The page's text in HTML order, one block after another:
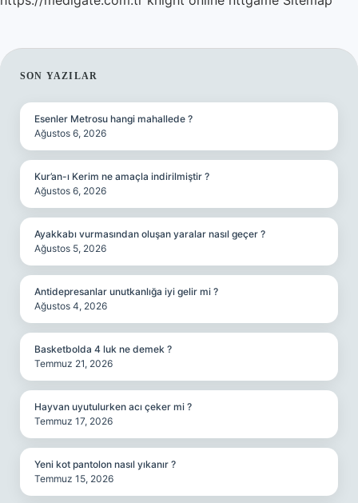
SIDEBAR
SON YAZILAR
Esenler Metrosu hangi mahallede ?
Ağustos 6, 2026
Kur’an-ı Kerim ne amaçla indirilmiştir ?
Ağustos 6, 2026
Ayakkabı vurmasından oluşan yaralar nasıl geçer ?
Ağustos 5, 2026
Antidepresanlar unutkanlığa iyi gelir mi ?
Ağustos 4, 2026
Basketbolda 4 luk ne demek ?
Temmuz 21, 2026
Hayvan uyutulurken acı çeker mi ?
Temmuz 17, 2026
Yeni kot pantolon nasıl yıkanır ?
Temmuz 15, 2026